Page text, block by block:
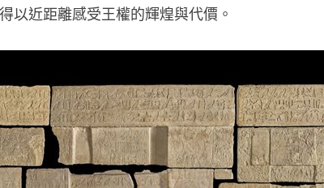
以近距離感受王權的輝煌與代價。